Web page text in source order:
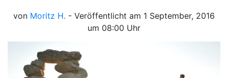
von Moritz H. - Veröffentlicht am 1 September, 2016
um 08:00 Uhr